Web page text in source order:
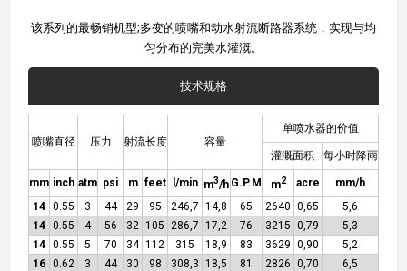
该系列的最畅销机型;多变的喷嘴和动水射流断路器系统，实现与均
匀分布的完美水灌溉。
技术规格
喷嘴直径 压力 射流长度 容量
单喷水器的价值
灌溉面积 每小时降雨
mm inch atm psi m feet l/min m3/h G.P.M m2 acre
mm/h
14 0.55 3 44 29 95 246,7 14,8 65 2640 0,65
5,6
14 0.55 4 56 32 105 286,7 17,2 76 3215 0,79
5,3
14 0.55 5 70 34 112 315 18,9 83 3629 0,90
5,2
16 0.62 3 44 30 98 308,3 18,5 81 2826 0,70
6,5